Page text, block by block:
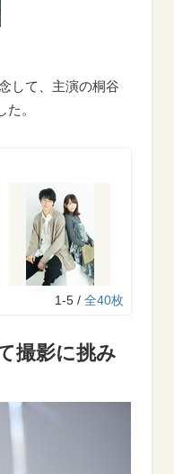
して、主演の桐谷
。
1-5 / 全40枚
撮影に挑み